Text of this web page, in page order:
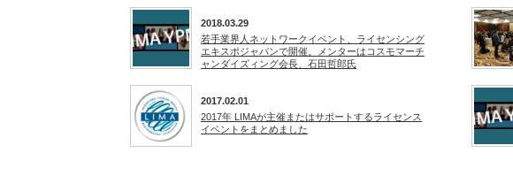
2018.03.29
若手業界人ネットワークイベント、ライセンシング
エキスポジャパンで開催。メンターはコスモマーチ
ャンダイズィング会長、石田哲郎氏
2017.02.01
2017年 LIMAが主催またはサポートするライセンス
イベントをまとめました